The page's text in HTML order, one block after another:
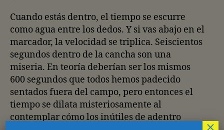
Cuando estás dentro, el tiempo se escurre
como agua entre los dedos. Y si vas abajo en el
marcador, la velocidad se triplica. Seiscientos
segundos dentro de la cancha son una
miseria. En teoría deberían ser los mismos
600 segundos que todos hemos padecido
sentados fuera del campo, pero entonces el
tiempo se dilata misteriosamente al
contemplar cómo los inútiles de adentro